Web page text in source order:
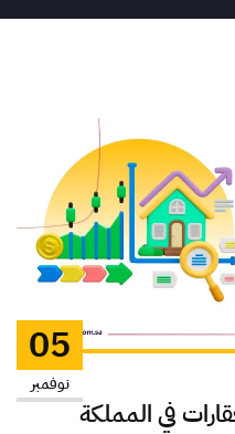
في المملكة
05
نوفمبر